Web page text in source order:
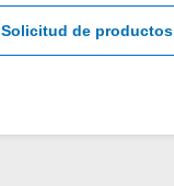
Solicitud de productos